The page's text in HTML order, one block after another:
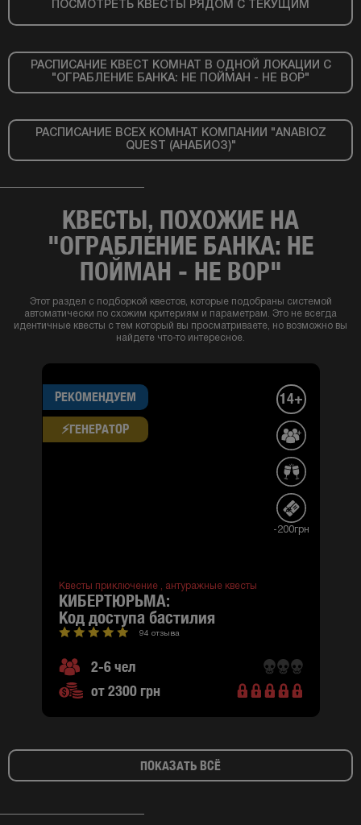
ПОСМОТРЕТЬ КВЕСТЫ РЯДОМ С ТЕКУЩИМ
РАСПИСАНИЕ КВЕСТ КОМНАТ В ОДНОЙ ЛОКАЦИИ С
"ОГРАБЛЕНИЕ БАНКА: НЕ ПОЙМАН - НЕ ВОР"
РАСПИСАНИЕ ВСЕХ КОМНАТ КОМПАНИИ "ANABIOZ
QUEST (АНАБИОЗ)"
КВЕСТЫ, ПОХОЖИЕ НА
"ОГРАБЛЕНИЕ БАНКА: НЕ
ПОЙМАН - НЕ ВОР"
Этот раздел с подборкой квестов, которые подобраны системой
автоматически по схожим критериям и параметрам. Это не всегда
идентичные квесты с тем который вы просматриваете, но возможно вы
найдете что-то интересное.
РЕКОМЕНДУЕМ
⚡​ГЕНЕРАТОР
14+
-200грн
Квесты приключение , антуражные квесты
КИБЕРТЮРЬМА:
код доступа бастилия
94 отзыва
2-6 чел
от 2300 грн
ПОКАЗАТЬ ВСЁ